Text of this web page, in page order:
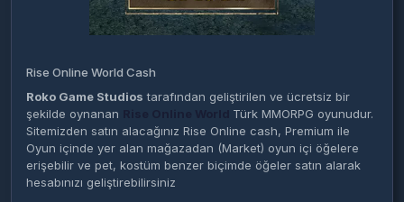
Rise Online World Cash
Roko Game Studios tarafından geliştirilen ve ücretsiz bir
şekilde oynanan
Türk MMORPG oyunudur.
Sitemizden satın alacağınız Rise Online cash, Premium ile
Oyun içinde yer alan mağazadan (Market) oyun içi öğelere
erişebilir ve pet, kostüm benzer biçimde öğeler satın alarak
hesabınızı geliştirebilirsiniz